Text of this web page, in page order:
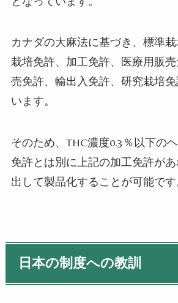
カナダの大麻法に基づき、標準
栽培免許、加工免許、医療用販
売免許、輸出入免許、研究栽培
います。
そのため、 THC濃度0.3 ％以下の
免許とは別に上記の加工免許があ
出して製品化することが可能です
日本の制度への教訓